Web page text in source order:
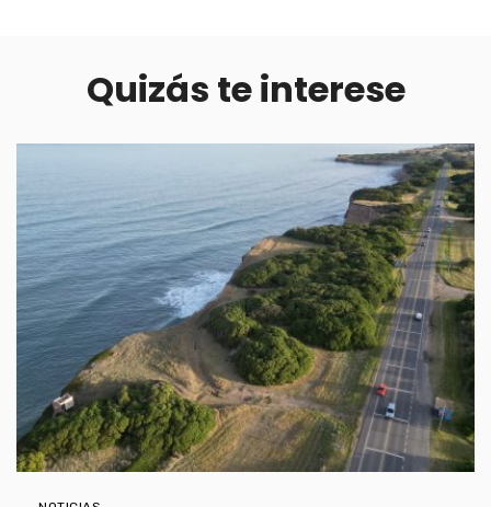
Quizás te interese